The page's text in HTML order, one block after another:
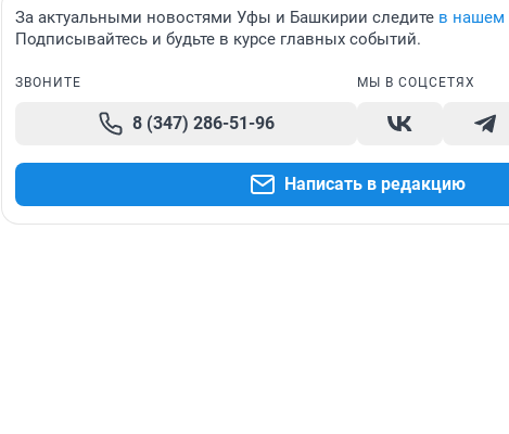
За актуальными новостями Уфы и Башкирии следите в нашем
Подписывайтесь и будьте в курсе главных событий.
ЗВОНИТЕ
8 (347) 286-51-96
МЫ В СОЦСЕТЯХ
Написать в редакцию